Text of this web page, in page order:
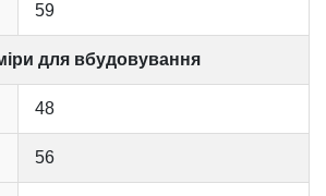
59
для вбудовування
48
56